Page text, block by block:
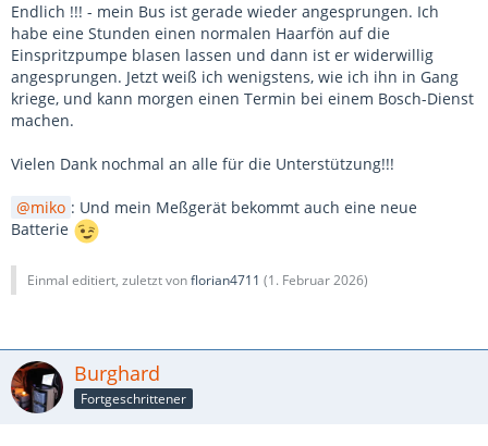
Endlich !!! - mein Bus ist gerade wieder angesprungen. Ich
habe eine Stunden einen normalen Haarfön auf die
Einspritzpumpe blasen lassen und dann ist er widerwillig
angesprungen. Jetzt weiß ich wenigstens, wie ich ihn in Gang
kriege, und kann morgen einen Termin bei einem Bosch-Dienst
machen.
Vielen Dank nochmal an alle für die Unterstützung!!!
miko : Und mein Meßgerät bekommt auch eine neue
Batterie
Einmal editiert, zuletzt vonflorian4711 (1. Februar 2026)
Burghard
Fortgeschrittener